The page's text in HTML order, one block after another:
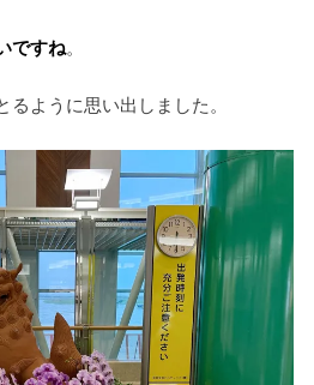
ですね。
ように思い出しました。